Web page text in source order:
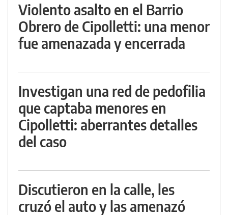
Violento asalto en el Barrio
Obrero de Cipolletti: una menor
fue amenazada y encerrada
Investigan una red de pedofilia
que captaba menores en
Cipolletti: aberrantes detalles
del caso
Discutieron en la calle, les
cruzó el auto y las amenazó